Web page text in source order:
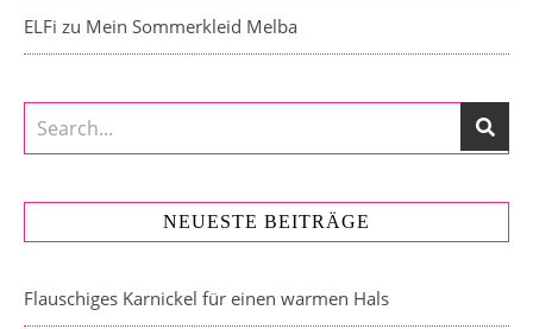
ELFi zu Mein Sommerkleid Melba
NEUESTE BEITRÄGE
Flauschiges Karnickel für einen warmen Hals